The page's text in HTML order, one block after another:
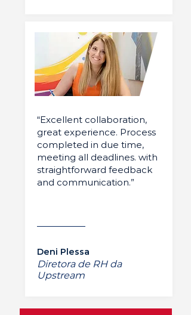
“Excellent collaboration,
great experience. Process
completed in due time,
meeting all deadlines. with
straightforward feedback
and communication.”
Deni Plessa
Diretora de RH da
Upstream